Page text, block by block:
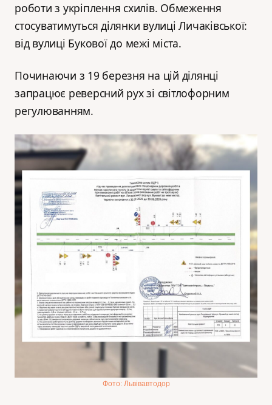
роботи з укріплення схилів. Обмеження
стосуватимуться ділянки вулиці Личаківської:
від вулиці Букової до межі міста.
Починаючи з 19 березня на цій ділянці
запрацює реверсний рух зі світлофорним
регулюванням.
Фото: Львівавтодор